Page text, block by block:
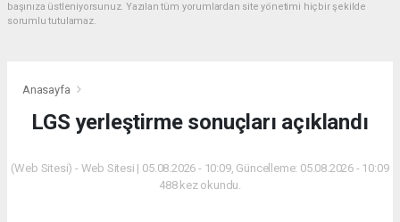
başınıza üstleniyorsunuz. Yazılan tüm yorumlardan site yönetimi hiçbir şekilde
sorumlu tutulamaz.
Anasayfa
LGS yerleştirme sonuçları açıklandı
(Web Sitesi) - Web Sitesi | 05.08.2026 - 10:09, Güncelleme: 05.08.2026 - 10:09
488 kez okundu.